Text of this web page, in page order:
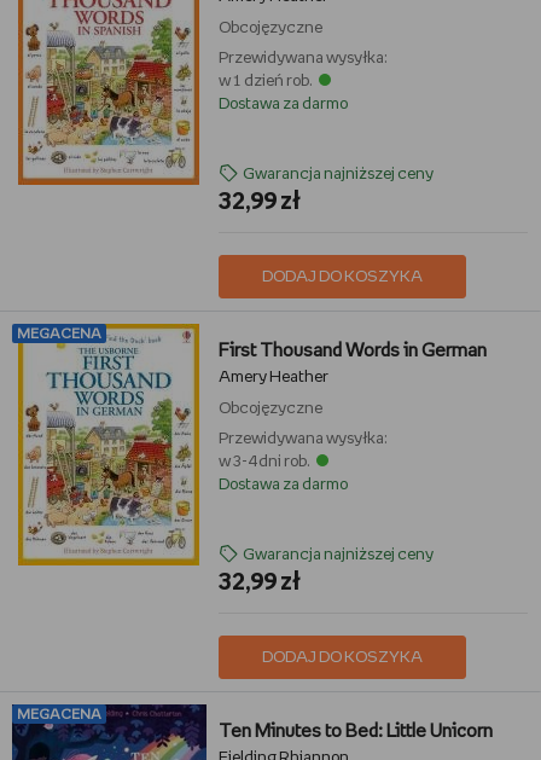
Obcojęzyczne
Przewidywana wysyłka:
w 1 dzień rob.
Dostawa za darmo
Gwarancja najniższej ceny
32,99 zł
DODAJ DO KOSZYKA
MEGACENA
First Thousand Words in German
Amery Heather
Obcojęzyczne
Przewidywana wysyłka:
w 3-4 dni rob.
Dostawa za darmo
Gwarancja najniższej ceny
32,99 zł
DODAJ DO KOSZYKA
MEGACENA
Ten Minutes to Bed: Little Unicorn